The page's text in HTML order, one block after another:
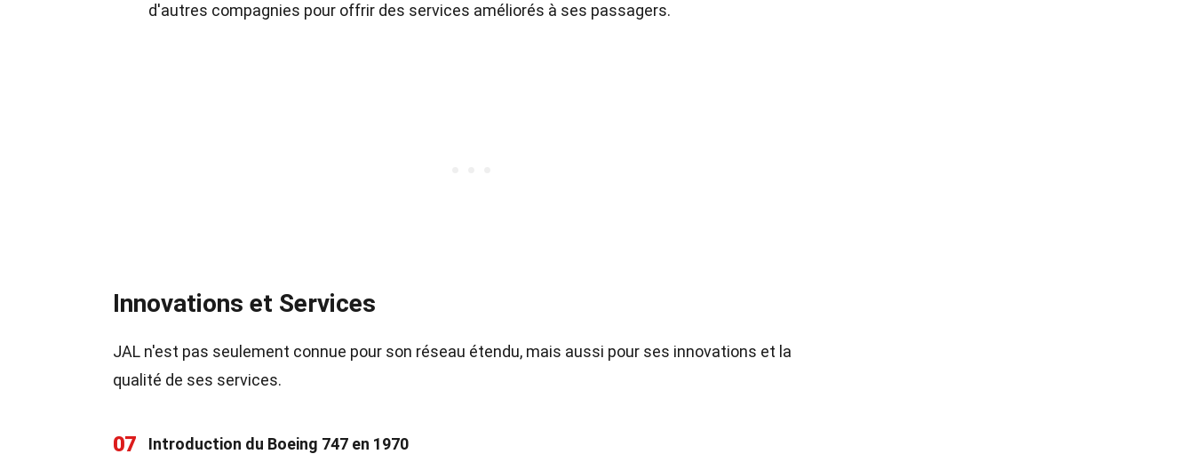
d'autres compagnies pour offrir des services améliorés à ses passagers.
Innovations et Services
JAL n'est pas seulement connue pour son réseau étendu, mais aussi pour ses innovations et la
qualité de ses services.
07
Introduction du Boeing 747 en 1970